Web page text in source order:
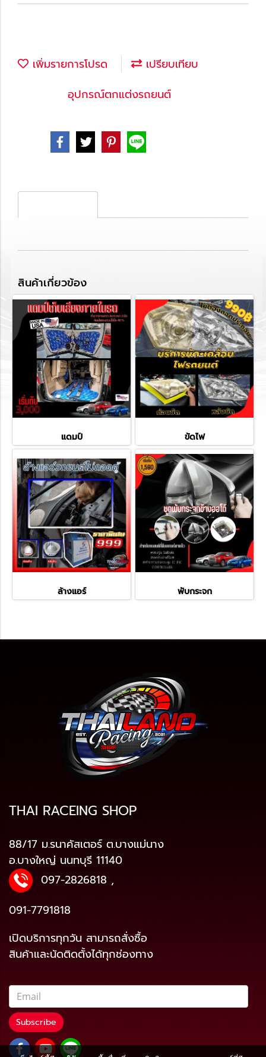
เพิ่มรายการโปรด
เปรียบเทียบ
อุปกรณ์ตกแต่งรถยนต์
สินค้าเกี่ยวข้อง
แดมป์ ขัดไฟ
ล้างแอร์ พับกระจก
THAI RACEING SHOP
88/17 ม.รนาคัสเตอร์ ต.บางแม่นาง
อ.บางใหญ่ นนทบุรี 11140
097-2826818 ,
091-7791818
เปิดบริการทุกวัน สามารถสั่งซื้อ
สินค้าและนัดติดตั้งได้ทุกช่องทาง
Subscribe